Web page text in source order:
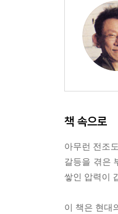
현재의 일
위기의 기준
9장 장래에
현재의 미국
10장 장래에
오늘의 세계
에필로그: 교
예측 요인 |
옮긴이의 글:
책 속으로
아무런 전조
갈등을 겪은
쌓인 압력이
이 책은 현대